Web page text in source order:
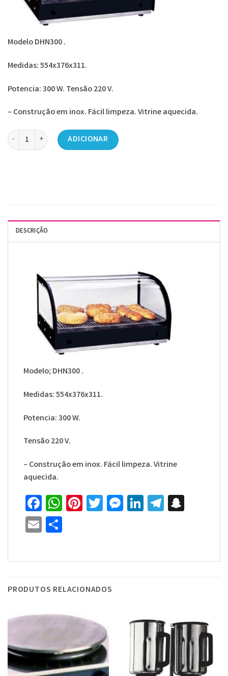
Modelo DHN300 .
Medidas: 554x376x311.
Potencia: 300 W. Tensão 220 V.
– Construção em inox. Fácil limpeza. Vitrine aquecida.
Quantidade de Vitrine Aquecida (v158)
ADICIONAR
DESCRIÇÃO
Modelo; DHN300 .
Medidas: 554x376x311.
Potencia: 300 W.
Tensão 220 V.
– Construção em inox. Fácil limpeza. Vitrine
aquecida.
Facebook
WhatsApp
Pinterest
Twitter
Messenger
LinkedIn
Email
PRODUTOS RELACIONADOS